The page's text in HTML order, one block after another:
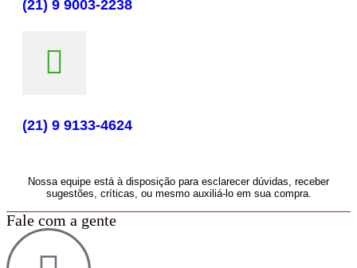
(21) 9 9003-2238
(21) 9 9133-4624
Nossa equipe está à disposição para esclarecer dúvidas, receber
sugestões, críticas, ou mesmo auxiliá-lo em sua compra.
Fale com a gente